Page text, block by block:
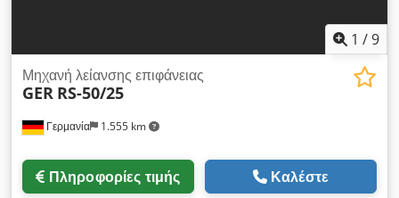
1 /9
Γερμανία 1.555 km
Μηχανή λείανσης επιφάνειας
GER RS-50/25
Πληροφορίες τιμής Καλέστε